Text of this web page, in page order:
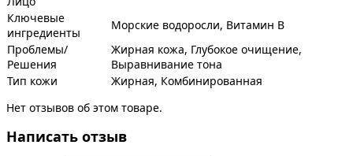
Ключевые
ингредиенты
Морские водоросли, Витамин В
Проблемы/
Решения
Жирная кожа, Глубокое очищение,
Выравнивание тона
Тип кожи
Жирная, Комбинированная
Нет отзывов об этом товаре.
Написать отзыв